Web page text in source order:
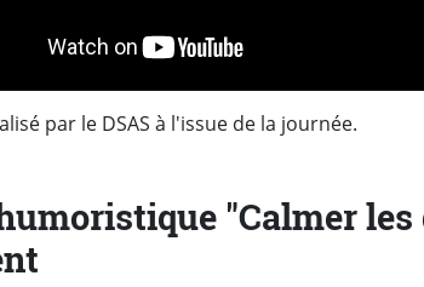
par le DSAS à l'issue de la journée.
"Calmer les